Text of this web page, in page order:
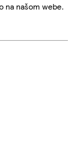
na našom webe.